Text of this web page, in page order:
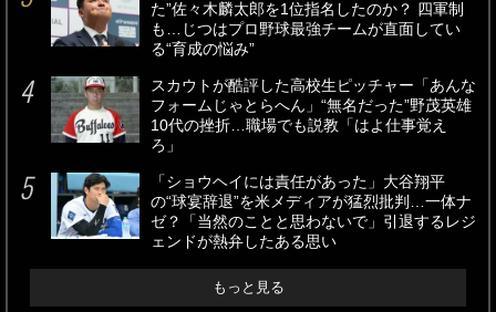
た”佐々木麟太郎を1位指名したのか？ 四軍制
も…じつはプロ野球最強チームが直面してい
る“育成の悩み”
スカウトが酷評した高校生ピッチャー「あんな
フォームじゃとらへん」“無名だった”野茂英雄
10代の挫折…職場でも説教「はよ仕事覚え
ろ」
「ショウヘイには責任があった」大谷翔平
の“球宴辞退”を米メディアが猛烈批判…一体ナ
ゼ？「当然のことと思わないで」引退するレジ
ェンドが熱弁したある思い
もっと見る